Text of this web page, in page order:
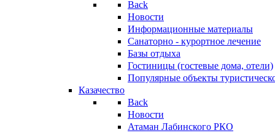
Back
Новости
Информационные материалы
Санаторно - курортное лечение
Базы отдыха
Гостиницы (гостевые дома, отели)
Популярные объекты
Казачество
Back
Новости
Атаман Лабинского РКО